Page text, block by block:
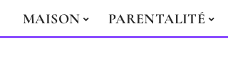
MAISON
PARENTALITÉ